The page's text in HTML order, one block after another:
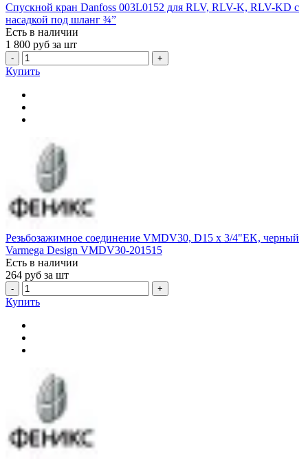
Спускной кран Danfoss 003L0152 для RLV, RLV-K, RLV-KD c
насадкой под шланг ¾”
Есть в наличии
1 800 руб за шт
- +
Купить
Резьбозажимное соединение VMDV30, D15 х 3/4"EK, черный
Varmega Design VMDV30-201515
Есть в наличии
264 руб за шт
- +
Купить